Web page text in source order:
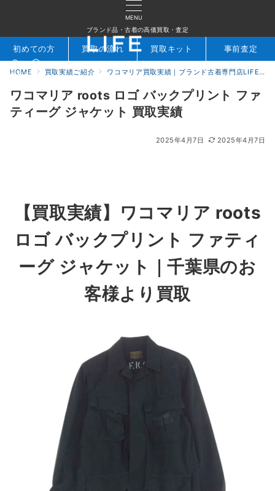
MENU
ブランド品・古着の高価買取・査定
検索 お問合せ
初めての方 買取の流れ 買取キット 事前査定
HOME 買取実績ご紹介 ワコマリア買取実績｜ブランド古着専門店LIFE
ワコマリア roots ロゴ バックプリント ファ
ティーグ ジャケット 買取実績
2025年4月7日 2025年4月7日
【買取実績】ワコマリア roots
ロゴ バックプリント ファティ
ーグ ジャケット｜千葉県のお
客様より買取